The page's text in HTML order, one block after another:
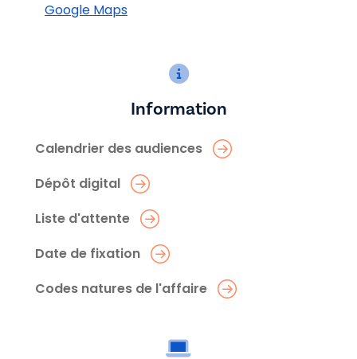
Google Maps
Information
Calendrier des audiences
Dépôt digital
Liste d'attente
Date de fixation
Codes natures de l'affaire